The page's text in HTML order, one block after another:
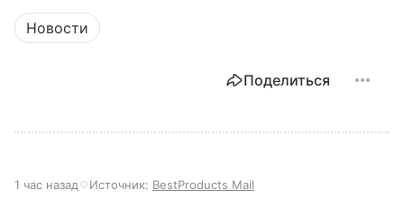
Новости
Поделиться
1 час назад Источник: BestProducts Mail